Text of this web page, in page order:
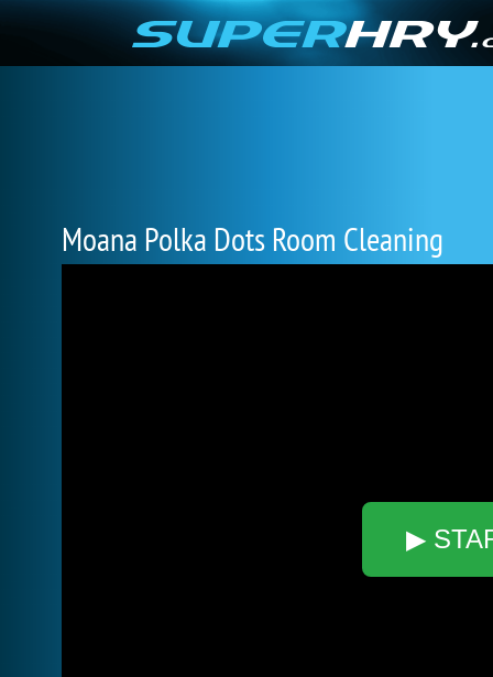
Moana Polka Dots Room Cleaning
▶